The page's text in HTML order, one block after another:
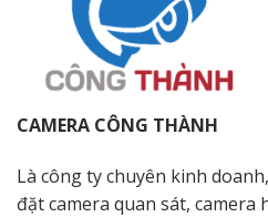
CAMERA CÔNG THÀNH
Là công ty chuyên kinh
đặt camera quan sát,